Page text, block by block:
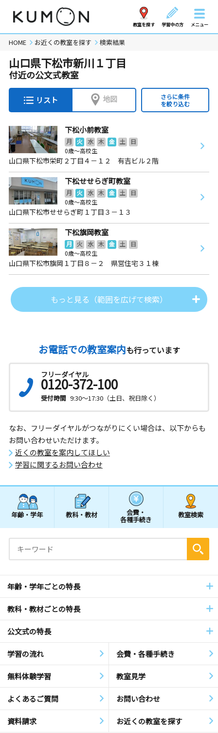
教室を探す 学習中の方 メニュー
HOME お近くの教室を探す 検索結果
山口県下松市新川１丁目
付近の公文式教室
リスト 地図
さらに条件
を絞り込む
下松小前教室
月 火 水 木 金 土
日
0歳～高校生
山口県下松市栄町２丁目４－１２ 有吉ビル２階
下松せせらぎ町教室
月 火 水 木 金 土
日
0歳～高校生
山口県下松市せせらぎ町１丁目３－１３
下松旗岡教室
月 火 水 木 金 土
日
0歳～高校生
山口県下松市旗岡１丁目８－２ 県営住宅３１棟
もっと見る（範囲を広げて検索）
お電話での教室案内も行っています
フリーダイヤル
0120-372-100
受付時間 9:30～17:30（土日、祝日除く）
なお、フリーダイヤルがつながりにくい場合は、以下からも
お問い合わせいただけます。
近くの教室を案内してほしい
学習に関するお問い合わせ
年齢・学年 教科・教材 会費・
各種手続き
教室検索
年齢・学年ごとの特長
教科・教材ごとの特長
公文式の特長
学習の流れ 会費・各種手続き
無料体験学習 教室見学
よくあるご質問 お問い合わせ
資料請求 お近くの教室を探す